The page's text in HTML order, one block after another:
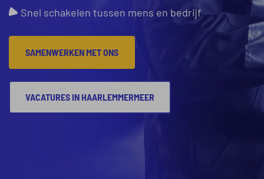
Snel schakelen tussen mens en bedrijf
SAMENWERKEN MET ONS
VACATURES IN HAARLEMMERMEER